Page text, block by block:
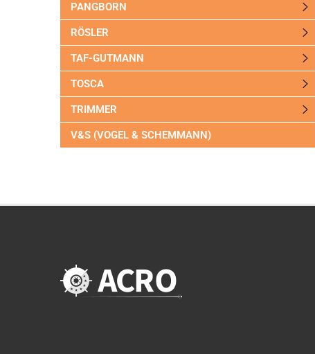
PANGBORN
RÖSLER
TAF-GUTMANN
TOSCA
TRIMMER
V&S (VOGEL & SCHEMMANN)